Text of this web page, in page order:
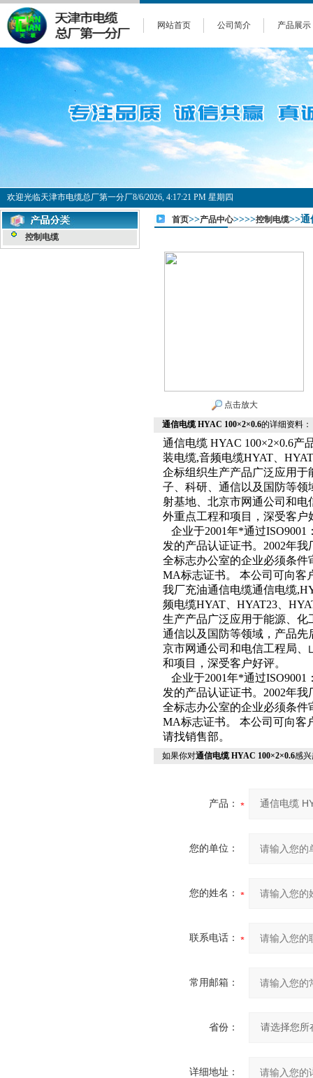
网站首页 公司简介 产品展示
欢迎光临天津市电缆总厂第一分厂8/6/2026, 4:17:21 PM 星期四
控制电缆
首页>>产品中心>>>>控制电缆>>通
点击放大
通信电缆 HYAC 100×2×0.6的详细资料：
通信电缆 HYAC 100×2×0.6产
装电缆,音频电缆HYAT、
企标组织生产产品广泛应用
子、科研、通信以及国防等
射基地、北京市网通公司和
外重点工程和项目，深受客户
企业于2001年*通过
发的产品认证证书。2002年
全标志办公室的企业必须条
MA标志证书。 本公司可向客
我厂充油通信电缆通信电缆
频电缆HYAT、HYAT23、
生产产品广泛应用于能源、
通信以及国防等领域，产品
京市网通公司和电信工程局
和项目，深受客户好评。
企业于2001年*通过
发的产品认证证书。2002年
全标志办公室的企业必须条
MA标志证书。 本公司可向客
请找销售部。
如果你对通信电缆 HYAC 100×2×0.6感
产品：
您的单位：
您的姓名：
联系电话：
常用邮箱：
省份：
详细地址：